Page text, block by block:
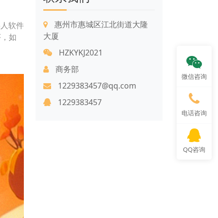
软件
如
惠州市惠城区江北街道大隆
大厦
HZKYKJ2021
商务部
1229383457@qq.com
1229383457
微信咨询
电话咨询
QQ咨询